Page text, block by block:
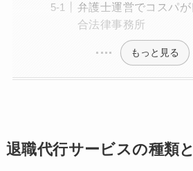
弁護士運営でコスパ
合法律事務所
もっと見る
退職代行サービスの種類